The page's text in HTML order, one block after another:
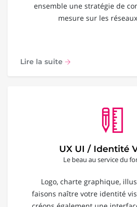
ensemble une stratégie de
mesure sur les
Lire la suite
UX UI / Identité
Le beau au service du
Logo, charte graphique,
faisons naître votre identité